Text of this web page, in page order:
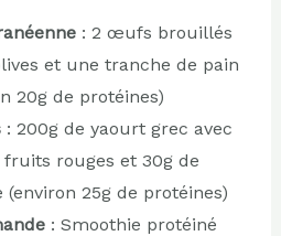
: 2 œufs brouillés
et une tranche de pain
20g de protéines)
: 200g de yaourt grec avec
fruits rouges et 30g de
(environ 25g de protéines)
: Smoothie protéiné